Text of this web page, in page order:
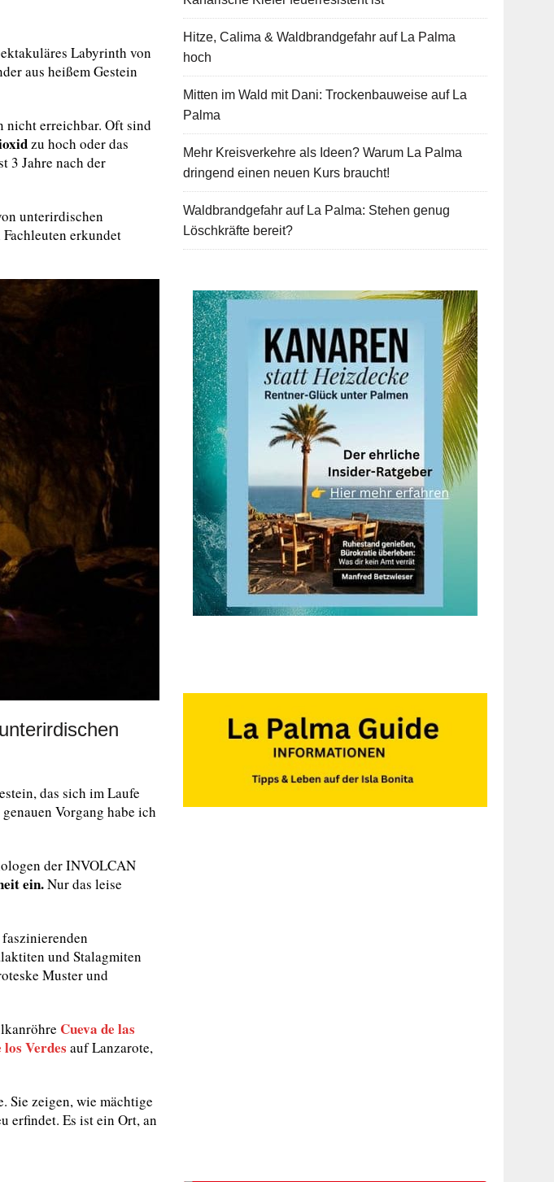
Labyrinth von
aus heißem Gestein
nicht erreichbar. Oft sind
zu hoch oder das
3 Jahre nach der
unterirdischen
erkundet
das sich im Laufe
Vorgang habe ich
der INVOLCAN
ein.Nur das leise
und Stalagmiten
Muster und
Cueva de las
los Verdes auf Lanzarote,
Sie zeigen, wie mächtige
erfindet. Es ist ein Ort, an
Hitze, Calima & Waldbrandgefahr auf La Palma
hoch
Mitten im Wald mit Dani: Trockenbauweise auf La
Palma
Mehr Kreisverkehre als Ideen? Warum La Palma
dringend einen neuen Kurs braucht!
Waldbrandgefahr auf La Palma: Stehen genug
Löschkräfte bereit?